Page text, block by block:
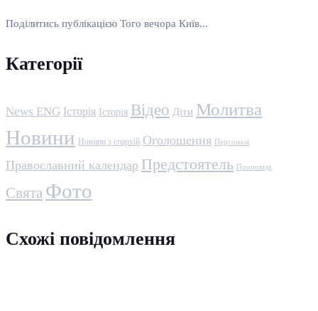
Поділитись публікацією Того вечора Київ...
Категорії
News ENG Історія Історія Відео Діти Молитва
Новини Новини з єпархій Оголошення Персоналі
Православний календар Предстоятель Проповіді
Свята Фото
Схожі повідомлення